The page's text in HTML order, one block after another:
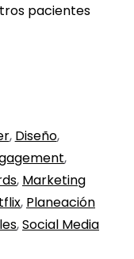
pacientes
, Diseño,
,
, Marketing
, Planeación
,Social Media